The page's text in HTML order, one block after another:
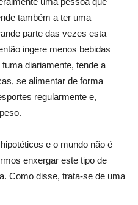
também a ter uma
parte das vezes esta
ingere menos bebidas
diariamente, tende a
se alimentar de forma
regularmente e,
e o mundo não é
enxergar este tipo de
Como disse, trata-se de uma